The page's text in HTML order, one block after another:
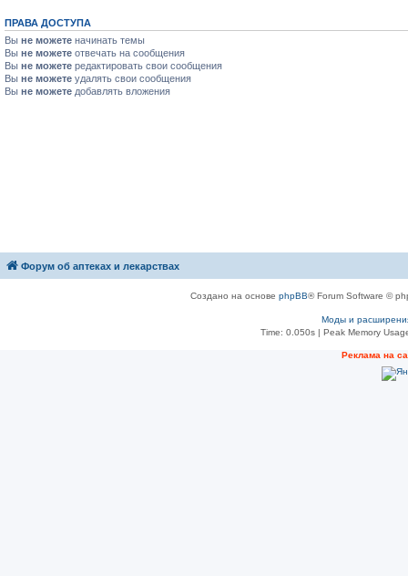
ПРАВА ДОСТУПА
Вы не можете начинать темы
Вы не можете отвечать на сообщения
Вы не можете редактировать свои сообщения
Вы не можете удалять свои сообщения
Вы не можете добавлять вложения
Форум об аптеках и лекарствах
Создано на основе phpBB® Forum Software ©
Моды и
Time: 0.050s| Peak Memory
Рeклама на